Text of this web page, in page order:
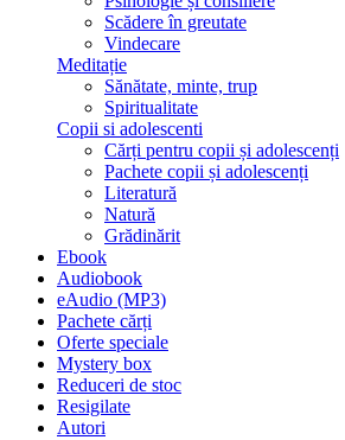
Scădere în greutate
Vindecare
Meditație
Sănătate, minte, trup
Spiritualitate
Copii si adolescenti
Cărți pentru copii și adolescenți
Pachete copii și adolescenți
Literatură
Natură
Grădinărit
Ebook
Audiobook
eAudio (MP3)
Pachete cărți
Oferte speciale
Mystery box
Reduceri de stoc
Resigilate
Autori